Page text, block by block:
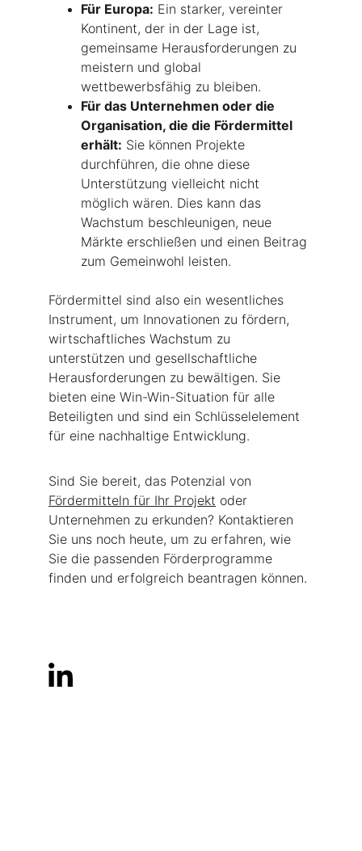
Für Europa: Ein starker, vereinter
Kontinent, der in der Lage ist,
gemeinsame Herausforderungen zu
meistern und global
wettbewerbsfähig zu bleiben.
Für das Unternehmen oder die
Organisation, die die Fördermittel
erhält: Sie können Projekte
durchführen, die ohne diese
Unterstützung vielleicht nicht
möglich wären. Dies kann das
Wachstum beschleunigen, neue
Märkte erschließen und einen Beitrag
zum Gemeinwohl leisten.
Fördermittel sind also ein wesentliches
Instrument, um Innovationen zu fördern,
wirtschaftliches Wachstum zu
unterstützen und gesellschaftliche
Herausforderungen zu bewältigen. Sie
bieten eine Win-Win-Situation für alle
Beteiligten und sind ein Schlüsselelement
für eine nachhaltige Entwicklung.
Sind Sie bereit, das Potenzial von
Fördermitteln für Ihr Projekt oder
Unternehmen zu erkunden? Kontaktieren
Sie uns noch heute, um zu erfahren, wie
Sie die passenden Förderprogramme
finden und erfolgreich beantragen können.